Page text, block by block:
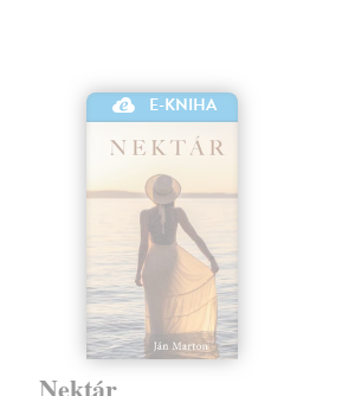
E-KNIHA
Nektár